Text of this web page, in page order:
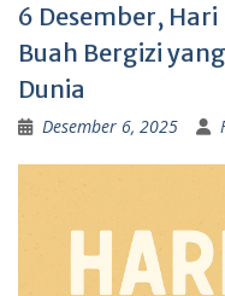
6 Desember, Hari
Buah Bergizi
Dunia
Desember 6, 2025